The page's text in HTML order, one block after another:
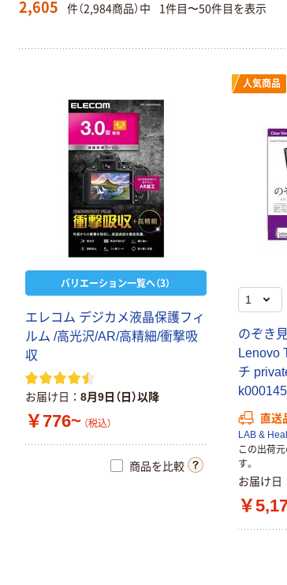
2,605 件（2,984商品）中 1件目〜50件目を表示
バリエーション一覧へ（3）
エレコム デジカメ液晶保護フィ
ルム /高光沢/AR/高精細/衝撃吸
収
お届け日 8月9日（日）以降
￥776~ （税込）
商品を比較
人気商品
のぞき
Lenovo
チ
直送
LAB &
この出荷
す。
お届け日
￥